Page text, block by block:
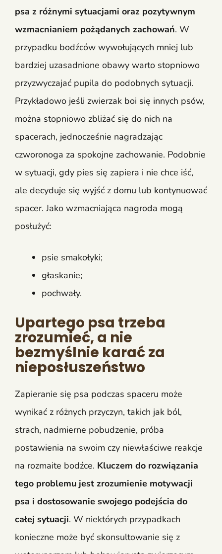
psa z różnymi sytuacjami oraz pozytywnym
wzmacnianiem pożądanych zachowań. W
przypadku bodźców wywołujących mniej lub
bardziej uzasadnione obawy warto stopniowo
przyzwyczajać pupila do podobnych sytuacji.
Przykładowo jeśli zwierzak boi się innych psów,
można stopniowo zbliżać się do nich na
spacerach, jednocześnie nagradzając
czworonoga za spokojne zachowanie. Podobnie
w sytuacji, gdy pies się zapiera i nie chce iść,
ale decyduje się wyjść z domu lub kontynuować
spacer. Jako wzmacniająca nagroda mogą
posłużyć:
psie smakołyki;
głaskanie;
pochwały.
Upartego psa trzeba
zrozumieć, a nie
bezmyślnie karać za
nieposłuszeństwo
Zapieranie się psa podczas spaceru może
wynikać z różnych przyczyn, takich jak ból,
strach, nadmierne pobudzenie, próba
postawienia na swoim czy niewłaściwe reakcje
na rozmaite bodźce. Kluczem do rozwiązania
tego problemu jest zrozumienie motywacji
psa i dostosowanie swojego podejścia do
całej sytuacji. W niektórych przypadkach
konieczne może być skonsultowanie się z